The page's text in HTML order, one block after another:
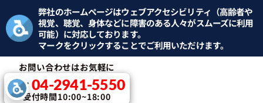
弊社のホームページはウェブアクセシビリティ（高齢者や
視覚、聴覚、身体などに障害のある人々がスムーズに利用
可能）に対応しております。
マークをクリックすることでご利用いただけます。
お問い合わせはお気軽に
TEL：04-2941-5550
受付時間10:00~18:00